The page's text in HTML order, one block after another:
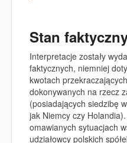
Stan
Interpretacje zostały
faktycznych, niemniej
kwotach
dokonywanych na rzecz
(posiadających siedzibę
jak Niemcy czy
omawianych sytuacjach
udziałowcy polskich